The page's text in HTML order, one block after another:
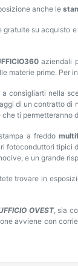
anche le
su acquisto
aziendali
materie prime. Per
consigliarti nella
di un contratto
ti permetteranno
a freddo
fotoconduttori tipici
e un grande
trovare in
OVEST, sia
avviene con